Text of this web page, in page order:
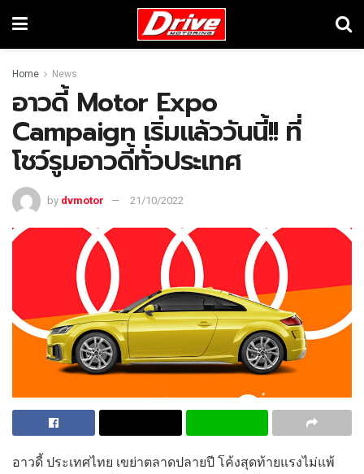
Home News
อาวดี้ Motor Expo
Campaign เริ่มแล้ววันนี้!! ที่
โชว์รูมอาวดี้ทั่วประเทศ
by dvmotor 21/10/2022
อาวดี้ ประเทศไทย เขย่าตลาดปลายปี โค้งสุดท้ายแรงไม่แพ้